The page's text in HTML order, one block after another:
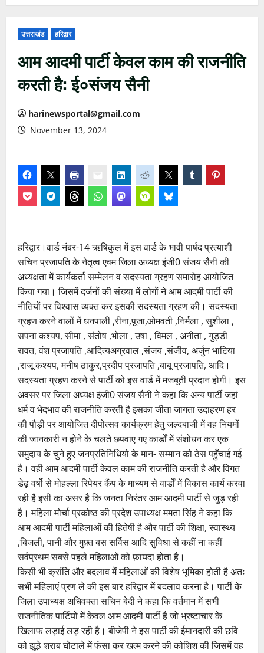
उत्तराखंड हरिद्वार
आम आदमी पार्टी केवल काम की राजनीति
करती है: ई०संजय सैनी
harinewsportal@gmail.com
November 13, 2024
हरिद्वार।वार्ड नंबर-14 ऋषिकुल में इस वार्ड के भावी पार्षद प्रत्याशी
सचिन प्रजापति के नेतृत्व एवम जिला अध्यक्ष इंजी0 संजय सैनी की
अध्यक्षता में कार्यकर्ता सम्मेलन व सदस्यता ग्रहण समारोह आयोजित
किया गया। जिसमें दर्जनों की संख्या में लोगों ने आम आदमी पार्टी की
नीतियों पर विश्वास व्यक्त कर इसकी सदस्यता ग्रहण की। सदस्यता
ग्रहण करने वालों में धनपाली ,रीना,पूजा,ओमवती ,निर्मला , सुशीला ,
सपना कश्यप, सीमा , संतोष ,भोला , उषा , विमल , अनीता , गुड्डी
रावत, वंश प्रजापति ,आदित्यअग्रवाल ,संजय ,संजीव, अर्जुन भाटिया
,राजू कश्यप, मनीष ठाकुर,प्रदीप प्रजापति ,बाबू प्रजापति, आदि।
सदस्यता ग्रहण करने से पार्टी को इस वार्ड में मजबूती प्रदान होगी। इस
अवसर पर जिला अध्यक्ष इंजी0 संजय सैनी ने कहा कि अन्य पार्टी जहां
धर्म व भेदभाव की राजनीति करती है इसका जीता जागता उदाहरण हर
की पौड़ी पर आयोजित दीपोत्सव कार्यक्रम हेतु जल्दबाजी में वह नियमों
की जानकारी न होने के चलते छपवाए गए कार्डों में संशोधन कर एक
समुदाय के चुने हुए जनप्रतिनिधियो के मान- सम्मान को ठेस पहुँचाई गई
है। वही आम आदमी पार्टी केवल काम की राजनीति करती है और विगत
डेढ़ वर्षो से मोहल्ला रिपेयर कैंप के माध्यम से वार्डों में विकास कार्य करवा
रही है इसी का असर है कि जनता निरंतर आम आदमी पार्टी से जुड़ रही
है। महिला मोर्चा प्रकोष्ठ की प्रदेश उपाध्यक्ष ममता सिंह ने कहा कि
आम आदमी पार्टी महिलाओं की हितेषी है और पार्टी की शिक्षा, स्वास्थ्य
,बिजली, पानी और मुफ़्त बस सर्विस आदि सुविधा से कहीं ना कहीं
सर्वप्रथम सबसे पहले महिलाओं को फ़ायदा होता है।
किसी भी क्रांति और बदलाव में महिलाओं की विशेष भूमिका होती है अतः
सभी महिलाएं प्रण ले की इस बार हरिद्वार में बदलाव करना है। पार्टी के
जिला उपाध्यक्ष अधिवक्ता सचिन बेदी ने कहा कि वर्तमान में सभी
राजनीतिक पार्टियों में केवल आम आदमी पार्टी है जो भ्रष्टाचार के
खिलाफ लड़ाई लड़ रही है। बीजेपी ने इस पार्टी की ईमानदारी की छवि
को झूठे शराब घोटाले में फंसा कर खत्म करने की कोशिश की जिसमें वह